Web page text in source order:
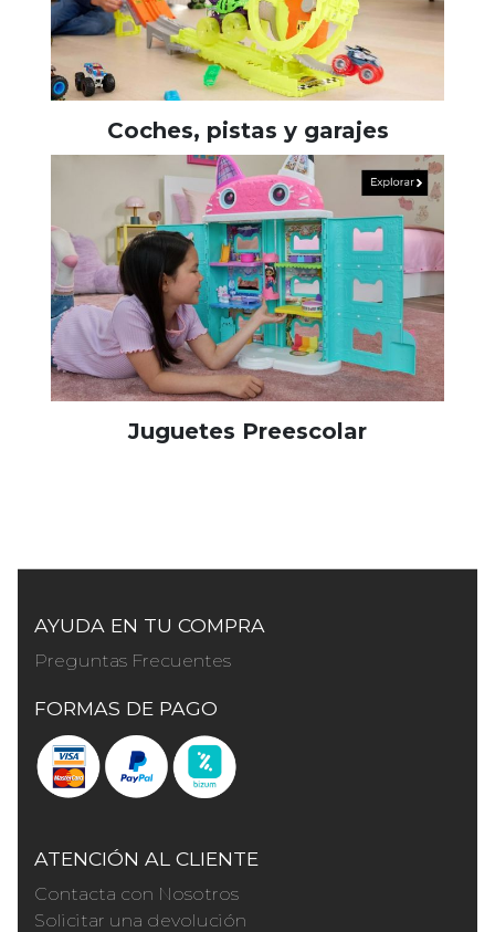
Coches, pistas y garajes
Juguetes Preescolar
AYUDA EN TU COMPRA
Preguntas Frecuentes
FORMAS DE PAGO
ATENCIÓN AL CLIENTE
Contacta con Nosotros
Solicitar una devolución